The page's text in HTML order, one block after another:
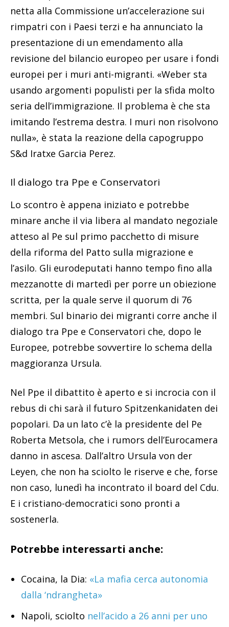
netta alla Commissione un’accelerazione sui
rimpatri con i Paesi terzi e ha annunciato la
presentazione di un emendamento alla
revisione del bilancio europeo per usare i fondi
europei per i muri anti-migranti. «Weber sta
usando argomenti populisti per la sfida molto
seria dell’immigrazione. Il problema è che sta
imitando l’estrema destra. I muri non risolvono
nulla», è stata la reazione della capogruppo
S&d Iratxe Garcia Perez.
Il dialogo tra Ppe e Conservatori
Lo scontro è appena iniziato e potrebbe
minare anche il via libera al mandato negoziale
atteso al Pe sul primo pacchetto di misure
della riforma del Patto sulla migrazione e
l’asilo. Gli eurodeputati hanno tempo fino alla
mezzanotte di martedì per porre un obiezione
scritta, per la quale serve il quorum di 76
membri. Sul binario dei migranti corre anche il
dialogo tra Ppe e Conservatori che, dopo le
Europee, potrebbe sovvertire lo schema della
maggioranza Ursula.
Nel Ppe il dibattito è aperto e si incrocia con il
rebus di chi sarà il futuro Spitzenkanidaten dei
popolari. Da un lato c’è la presidente del Pe
Roberta Metsola, che i rumors dell’Eurocamera
danno in ascesa. Dall’altro Ursula von der
Leyen, che non ha sciolto le riserve e che, forse
non caso, lunedì ha incontrato il board del Cdu.
E i cristiano-democratici sono pronti a
sostenerla.
Potrebbe interessarti anche:
Cocaina, la Dia: «La mafia cerca autonomia
dalla ‘ndrangheta»
Napoli, sciolto nell’acido a 26 anni per uno